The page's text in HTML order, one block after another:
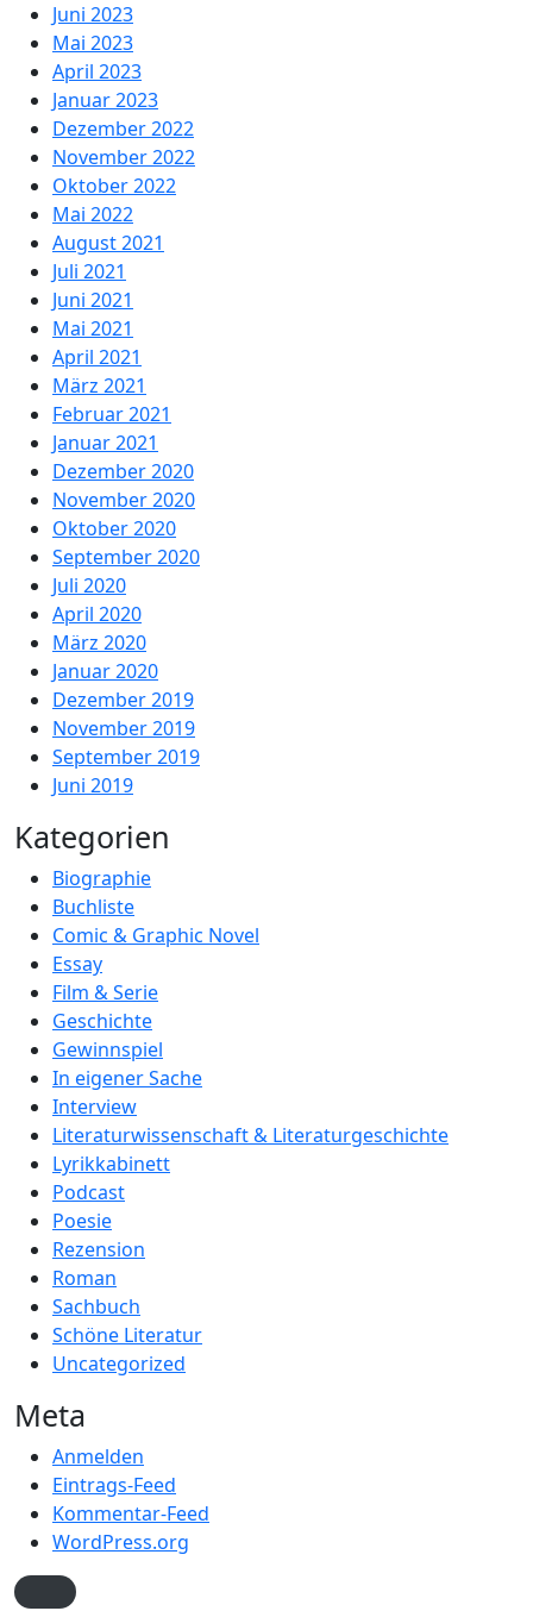
Juni 2023
Mai 2023
April 2023
Januar 2023
Dezember 2022
November 2022
Oktober 2022
Mai 2022
August 2021
Juli 2021
Juni 2021
Mai 2021
April 2021
März 2021
Februar 2021
Januar 2021
Dezember 2020
November 2020
Oktober 2020
September 2020
Juli 2020
April 2020
März 2020
Januar 2020
Dezember 2019
November 2019
September 2019
Juni 2019
Kategorien
Biographie
Buchliste
Comic & Graphic Novel
Essay
Film & Serie
Geschichte
Gewinnspiel
In eigener Sache
Interview
Literaturwissenschaft & Literaturgeschichte
Lyrikkabinett
Podcast
Poesie
Rezension
Roman
Sachbuch
Schöne Literatur
Uncategorized
Meta
Anmelden
Eintrags-Feed
Kommentar-Feed
WordPress.org